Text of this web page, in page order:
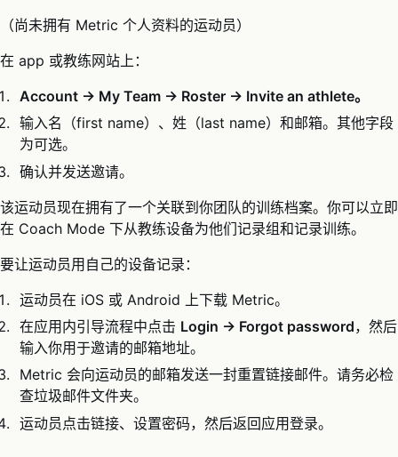
（尚未拥有 Metric 个人资料的运动员）
在 app 或教练网站上：
Account → My Team → Roster → Invite an athlete。
输入名（first name）、姓（last name）和邮箱。其他字段
为可选。
确认并发送邀请。
该运动员现在拥有了一个关联到你团队的训练档案。你可以立即
在 Coach Mode 下从教练设备为他们记录组和记录训练。
要让运动员用自己的设备记录：
运动员在 iOS 或 Android 上下载 Metric。
在应用内引导流程中点击 Login → Forgot password，然后
输入你用于邀请的邮箱地址。
Metric 会向运动员的邮箱发送一封重置链接邮件。请务必检
查垃圾邮件文件夹。
运动员点击链接、设置密码，然后返回应用登录。